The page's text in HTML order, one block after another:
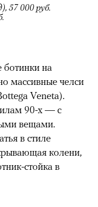
57 000 руб.
на
массивные челси
Veneta).
90-х — с
вещами.
в стиле
колени,
стойка в